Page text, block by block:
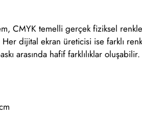
CMYK temelli gerçek fiziksel
dijital ekran üreticisi ise farklı
arasında hafif farklılıklar